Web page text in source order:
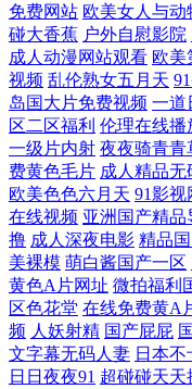
福利在线观看 91茄子网站
品多人 国产日韩乱码 91尤
天 人人看导航第一站 国产
在线观看 国内AV福利
91sefuo 四虎AV影裤 男女
福利 AV老司机资源网 91
美日韩 色图日韩欧美精品
免费网站 欧美女人与动
碰大香蕉 户外自慰影院
成人动漫网站观看 欧美
视频 乱伦熟女五月天
岛国大片免费视频 一道
区二区福利 伦理在线播
一级片内射 夜夜骑青青
费黄色毛片 成人精品无
欧美色色六月天 91影视
在线视频 亚洲国产精品
撸 成人深夜电影 精品
美裸模 萌白酱国产一区
黄色A片网址 微拍福利
区色花堂 在线免费黄A
频 人妖射精 国产屁屁
文字幕无码人妻 日本不
日日夜夜91 超碰碰天天